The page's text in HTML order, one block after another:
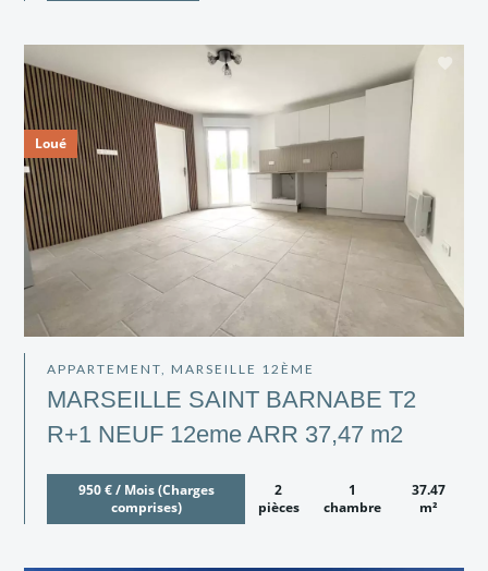
APPARTEMENT, MARSEILLE 12ÈME
MARSEILLE SAINT BARNABE T2
R+1 NEUF 12eme ARR 37,47 m2
950 € / Mois (Charges
comprises)
2
pièces
1
chambre
37.47
m²
Loué